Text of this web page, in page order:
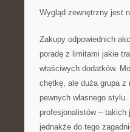
Wygląd zewnętrzny jest
Zakupy odpowiednich
poradę z limitami jakie
właściwych dodatków.
chętkę, ale duża grupa
pewnych własnego
profesjonalistów –
jednakże do tego